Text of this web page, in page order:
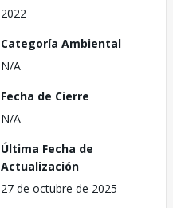
2022
Categoría Ambiental
N/A
Fecha de Cierre
N/A
Última Fecha de
Actualización
27 de octubre de 2025